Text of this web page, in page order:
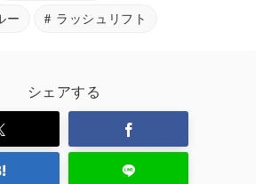
ー ラッシュリフト
シェアする